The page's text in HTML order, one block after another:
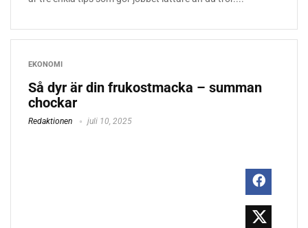
EKONOMI
Så dyr är din frukostmacka – summan
chockar
Redaktionen juli 10, 2025